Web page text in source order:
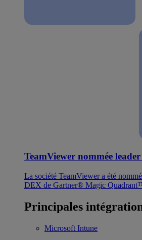
TeamViewer nommée
La société TeamViewer a été
DEX de Gartner® Magic
Principales
Microsoft Intune